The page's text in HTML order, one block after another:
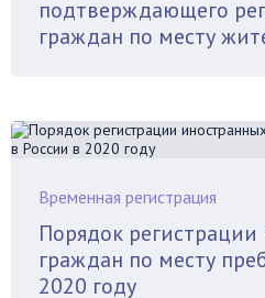
подтверждающего
граждан по месту
Временная регистрация
Порядок
граждан по месту
2020 году